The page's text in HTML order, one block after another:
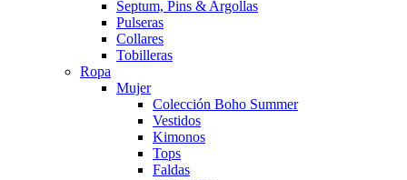
Septum, Pins & Argollas
Pulseras
Collares
Tobilleras
Ropa
Mujer
Colección Boho Summer
Vestidos
Kimonos
Tops
Faldas